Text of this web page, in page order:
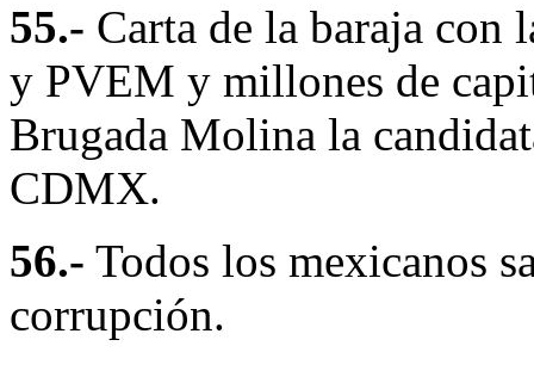
55.- Carta de la baraja con
y PVEM y millones de
Brugada Molina la
CDMX.
56.- Todos los mexicanos
corrupción.